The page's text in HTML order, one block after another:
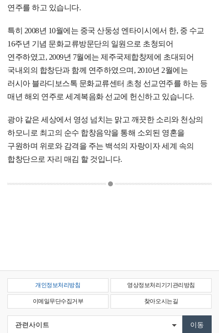
연주를 하고 있습니다.
특히 2008년 10월에는 중국 산둥성 엔타이시에서 한, 중 수교
16주년 기념 문화교류방문단의 일원으로 초청되어
연주하였고, 2009년 7월에는 제주국제합창제에 초대되어
국내외의 합창단과 함께 연주하였으며, 2010년 2월에는
러시아 블라디보스톡 문화교류센터 초청 선교연주를 하는 등
매년 해외 연주로 세계복음화 선교에 헌신하고 있습니다.
광야 같은 세상에서 영성 넘치는 맑고 깨끗한 소리와 천상의
하모니로 최고의 순수 합창음악을 통해 소외된 영혼을
구원하며 위로와 감격을 주는 백석의 자랑이자 세계 속의
합창단으로 자리 매김 할 것입니다.
개인정보처리방침 영상정보처리기기관리방침
이메일무단수집거부 찾아오시는길